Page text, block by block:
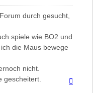
durch gesucht,
spiele wie BO2 und
die Maus bewege
nicht.
gescheitert.